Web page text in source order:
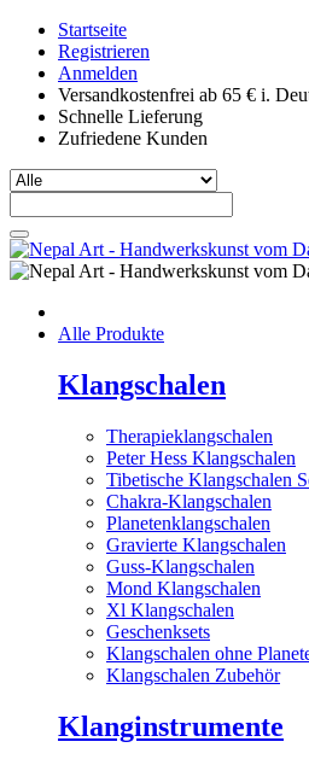
Startseite
Registrieren
Anmelden
Versandkostenfrei ab 65 € i.
Schnelle Lieferung
Zufriedene Kunden
Alle Produkte
Klangschalen
Therapieklangschalen
Peter Hess Klangschalen
Tibetische Klangschalen
Chakra-Klangschalen
Planetenklangschalen
Gravierte Klangschalen
Guss-Klangschalen
Mond Klangschalen
Xl Klangschalen
Geschenksets
Klangschalen ohne
Klangschalen Zubehör
Klanginstrumente